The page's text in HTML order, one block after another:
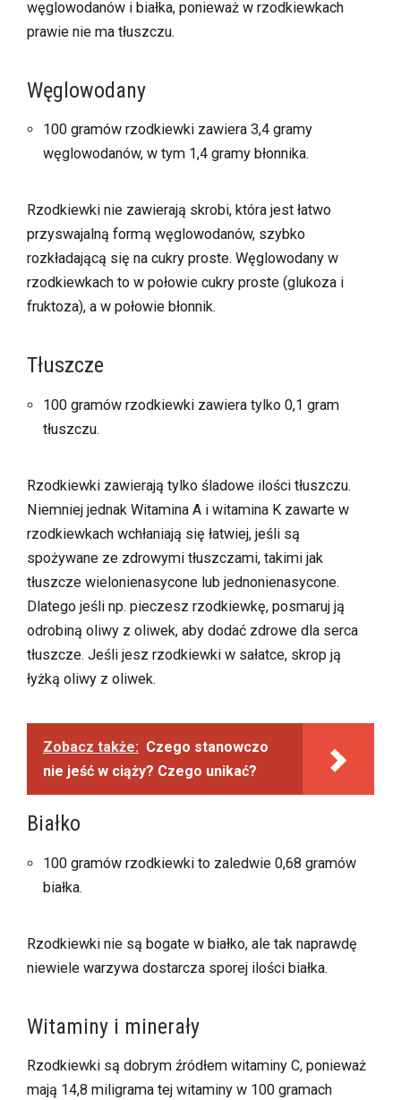
węglowodanów i białka, ponieważ w rzodkiewkach
prawie nie ma tłuszczu.
Węglowodany
100 gramów rzodkiewki zawiera 3,4 gramy
węglowodanów, w tym 1,4 gramy błonnika.
Rzodkiewki nie zawierają skrobi, która jest łatwo
przyswajalną formą węglowodanów, szybko
rozkładającą się na cukry proste. Węglowodany w
rzodkiewkach to w połowie cukry proste (glukoza i
fruktoza), a w połowie błonnik.
Tłuszcze
100 gramów rzodkiewki zawiera tylko 0,1 gram
tłuszczu.
Rzodkiewki zawierają tylko śladowe ilości tłuszczu.
Niemniej jednak Witamina A i witamina K zawarte w
rzodkiewkach wchłaniają się łatwiej, jeśli są
spożywane ze zdrowymi tłuszczami, takimi jak
tłuszcze wielonienasycone lub jednonienasycone.
Dlatego jeśli np. pieczesz rzodkiewkę, posmaruj ją
odrobiną oliwy z oliwek, aby dodać zdrowe dla serca
tłuszcze. Jeśli jesz rzodkiewki w sałatce, skrop ją
łyżką oliwy z oliwek.
Zobacz także: Czego stanowczo
nie jeść w ciąży? Czego unikać?
Białko
100 gramów rzodkiewki to zaledwie 0,68 gramów
białka.
Rzodkiewki nie są bogate w białko, ale tak naprawdę
niewiele warzywa dostarcza sporej ilości białka.
Witaminy i minerały
Rzodkiewki są dobrym źródłem witaminy C, ponieważ
mają 14,8 miligrama tej witaminy w 100 gramach